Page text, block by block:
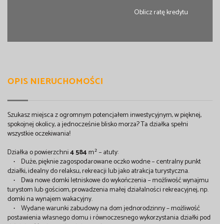
Oblicz ratę kredytu
OPIS NIERUCHOMOŚCI
Szukasz miejsca z ogromnym potencjałem inwestycyjnym, w pięknej,
spokojnej okolicy, a jednocześnie blisko morza? Ta działka spełni
wszystkie oczekiwania!
Działka o powierzchni4 584m² – atuty:
• Duże, pięknie zagospodarowane oczko wodne – centralny punkt
działki, idealny do relaksu, rekreacji lub jako atrakcja turystyczna.
• Dwa nowe domki letniskowe do wykończenia – możliwość wynajmu
turystom lub gościom, prowadzenia małej działalności rekreacyjnej, np.
domki na wynajem wakacyjny.
• Wydane warunki zabudowy na dom jednorodzinny – możliwość
postawienia własnego domu i równoczesnego wykorzystania działki pod